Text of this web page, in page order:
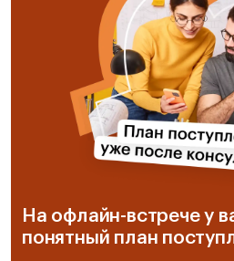
На офлайн-встрече у
понятный план